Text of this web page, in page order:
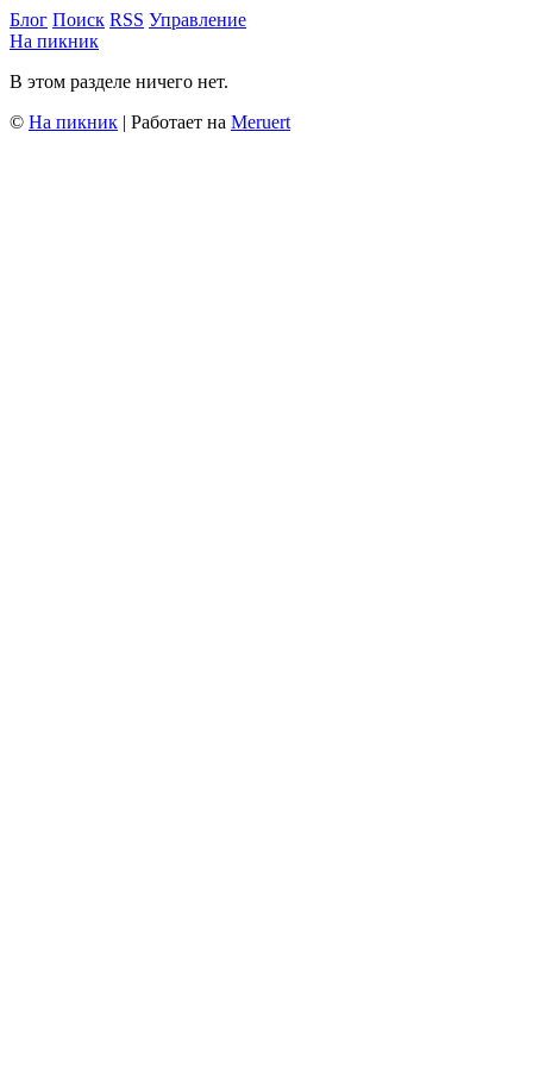
Блог Поиск RSS Управление
На пикник
В этом разделе ничего нет.
© На пикник | Работает на Meruert